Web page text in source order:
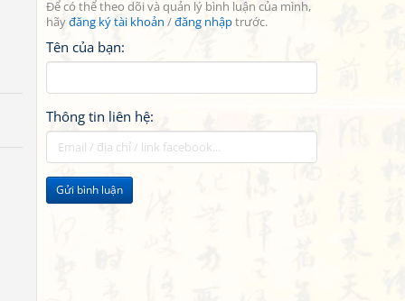
Để có thể theo dõi và quản lý bình luận của mình,
hãyđăng ký tài khoản /đăng nhậptrước.
Tên của bạn:
Thông tin liên hệ:
Gửi bình luận